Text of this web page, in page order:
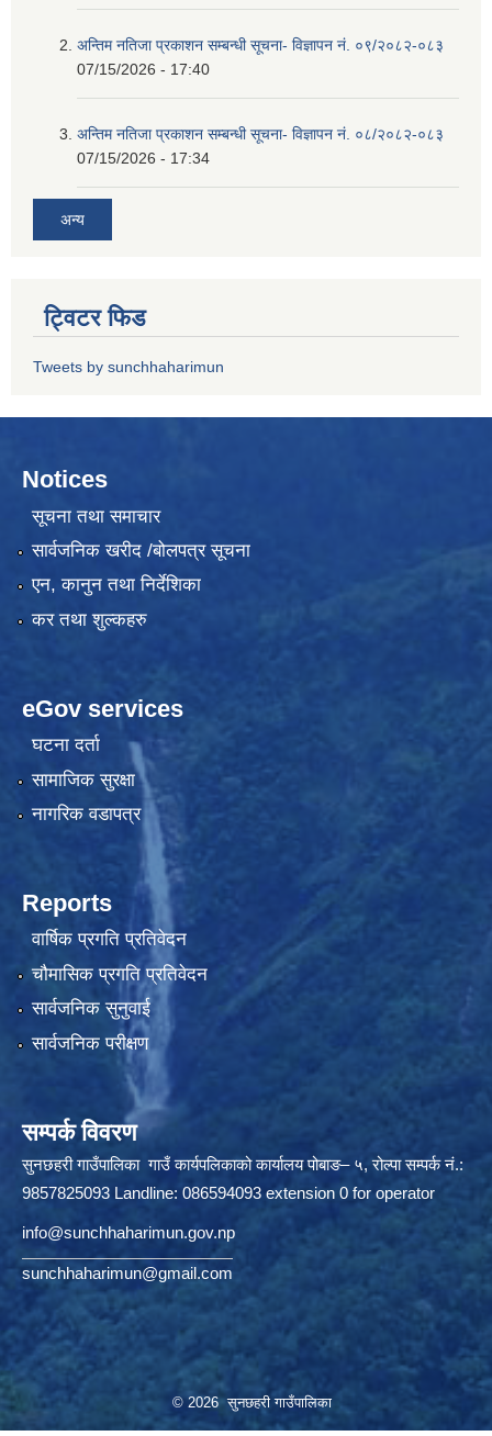
अन्तिम नतिजा प्रकाशन सम्बन्धी सूचना- विज्ञापन नं. ०९/२०८२-०८३
07/15/2026 - 17:40
अन्तिम नतिजा प्रकाशन सम्बन्धी सूचना- विज्ञापन नं. ०८/२०८२-०८३
07/15/2026 - 17:34
अन्य
ट्विटर फिड
Tweets by sunchhaharimun
Notices
सूचना तथा समाचार
सार्वजनिक खरीद /बोलपत्र सूचना
एन, कानुन तथा निर्देशिका
कर तथा शुल्कहरु
eGov services
घटना दर्ता
सामाजिक सुरक्षा
नागरिक वडापत्र
Reports
वार्षिक प्रगति प्रतिवेदन
चौमासिक प्रगति प्रतिवेदन
सार्वजनिक सुनुवाई
सार्वजनिक परीक्षण
सम्पर्क विवरण
सुनछहरी गाउँपालिका गाउँ कार्यपलिकाको कार्यालय पोबाङ– ५, रोल्पा सम्पर्क नं.:
9857825093 Landline: 086594093 extension 0 for operator
info@sunchhaharimun.gov.np
sunchhaharimun@gmail.com
© 2026 सुनछहरी गाउँपालिका